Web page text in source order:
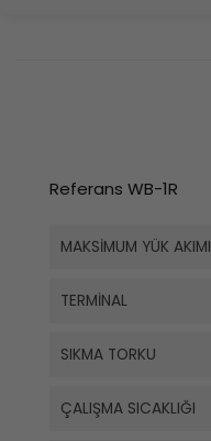
Referans WB-1R
MAKSIMUM YÜK AKIMI
TERMINAL
SIKMA TORKU
ÇALIŞMA SICAKLIĞI